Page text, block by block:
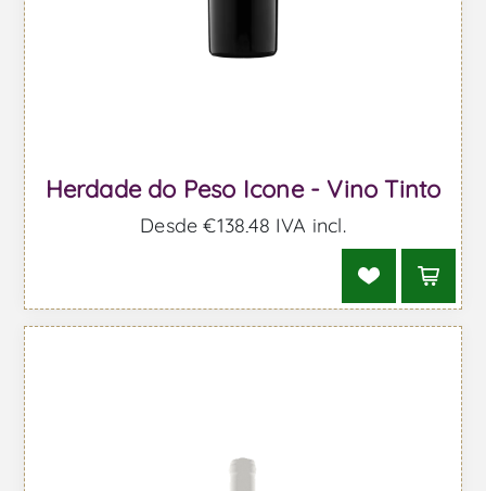
Herdade do Peso Icone - Vino Tinto
Desde €138,48 IVA incl.